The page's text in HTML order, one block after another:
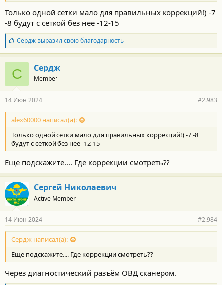
Только одной сетки мало для правильных коррекций!) -7
-8 будут с сеткой без нее -12-15
Б
л
а
г
о
д
а
н
о
с
и
:
Серджвыразил свою благодарность
С Сердж
Member
14 Июн 2024 #2.983
alex60000 написал(а):
Только одной сетки мало для правильных коррекций!) -7 -8
будут с сеткой без нее -12-15
Еще подскажите.... Где коррекции смотреть??
Сергей Николаевич
Active Member
14 Июн 2024 #2.984
Сердж написал(а):
Еще подскажите.... Где коррекции смотреть??
Через диагностический разъём ОВД сканером.